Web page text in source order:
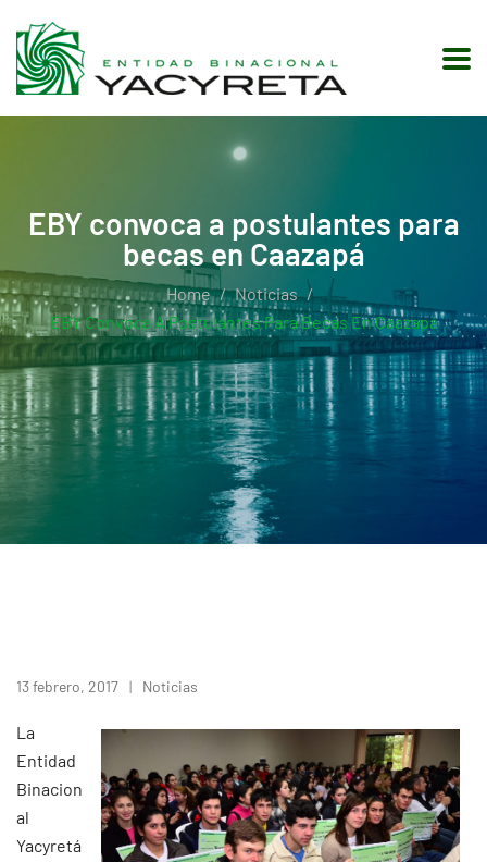
EBY convoca a postulantes para
becas en Caazapá
Home
Noticias
EBY Convoca A Postulantes Para Becas En Caazapá
13 febrero, 2017 Noticias
La
Entidad
Binacion
al
Yacyretá